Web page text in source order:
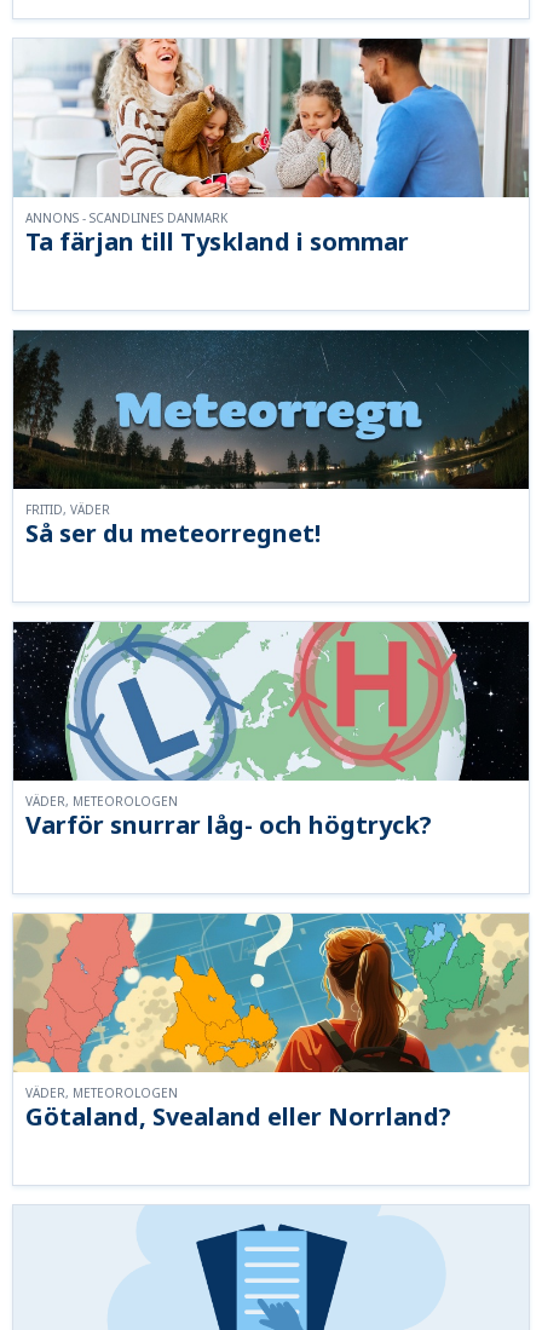
Ta färjan till Tyskland i sommar
ANNONS - SCANDLINES DANMARK
Så ser du meteorregnet!
FRITID, VÄDER
Varför snurrar låg- och högtryck?
VÄDER, METEOROLOGEN
Götaland, Svealand eller Norrland?
VÄDER, METEOROLOGEN